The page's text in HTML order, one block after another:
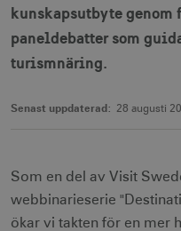
kunskapsutbyte genom
paneldebatter som
turismnäring.
Senast uppdaterad: 28 augusti
Som en del av Visit
webbinarieserie
ökar vi takten för en mer